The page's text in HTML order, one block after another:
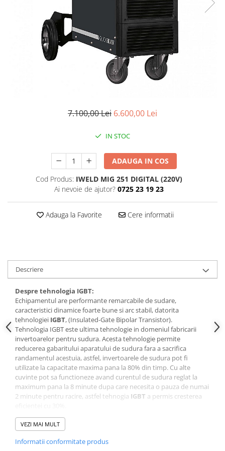
Conectori DINSE
Magneti pentru sudura
Cablu sudura
Mese sudura
7.100,00 Lei 6.600,00 Lei
IN STOC
ADAUGA IN COS
Cod Produs: IWELD MIG 251 DIGITAL (220V)
Ai nevoie de ajutor? 0725 23 19 23
Adauga la Favorite Cere informatii
Descriere
Despre tehnologia IGBT:
Echipamentul are performante remarcabile de sudare,
caracteristici dinamice foarte bune si arc stabil, datorita
tehnologiei IGBT, (Insulated-Gate Bipolar Transistor).
Tehnologia IGBT este ultima tehnologie in domeniul fabricarii
invertoarelor pentru sudura. Acesta tehnologie permite
reducerea gabaritului aparatului de sudura fara a sacrifica
randamentul acestuia, astfel, invertoarele de sudura pot fi
utilizate la capacitate maxima pana la 80% din timp. Cu alte
cuvinte pot sa functioneze avand curentul de sudura reglat la
maximum pana la 8 minute dupa care necesita o pauza de numai
2 minute pentru racire, astfel tehnogia IGBT a permis cresterea
1 Procedeu de sudare: sudură cu sârmă în mediu gaz protector
Ar/CO2 şi cu electrod învelit. Corespunzător şi pentru sudură sub
poate fi utilizat şi pentru sudare TIG cu aprindere la contact.
VEZI MAI MULT
Informatii conformitate produs